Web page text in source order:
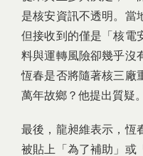
是核安資訊不透明。當
但接收到的僅是「核電
料與運轉風險卻幾乎沒
恆春是否將隨著核三廠
萬年故鄉？他提出質疑。
最後，龍昶維表示，恆
被貼上「為了補助」或